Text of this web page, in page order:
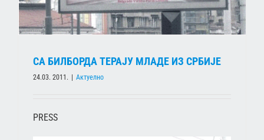
СА БИЛБОРДА ТЕРАЈУ МЛАДЕ ИЗ СРБИЈЕ
24.03. 2011. Актуелно
PRESS